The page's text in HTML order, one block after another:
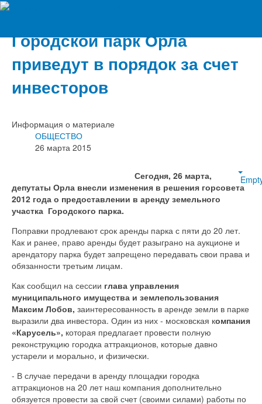
Городской парк Орла
приведут в порядок за счет
инвесторов
Информация о материале
ОБЩЕСТВО
26 марта 2015
Сегодня, 26 марта,
депутаты Орла внесли изменения в решения горсовета
2012 года о предоставлении в аренду земельного
участка Городского парка.
Поправки продлевают срок аренды парка с пяти до 20 лет.
Как и ранее, право аренды будет разыграно на аукционе и
арендатору парка будет запрещено передавать свои права и
обязанности третьим лицам.
Как сообщил на сессии глава управления
муниципального имущества и землепользования
Максим Лобов, заинтересованность в аренде земли в парке
выразили два инвестора. Один из них - московская компания
«Карусель», которая предлагает провести полную
реконструкцию городка аттракционов, которые давно
устарели и морально, и физически.
- В случае передачи в аренду площадки городка
аттракционов на 20 лет наш компания дополнительно
обязуется провести за свой счет (своими силами) работы по